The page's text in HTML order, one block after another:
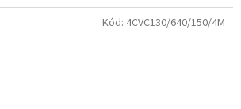
Kód: 4CVC130/640/150/4M